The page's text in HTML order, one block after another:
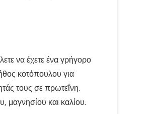
να έχετε ένα γρήγορο
κοτόπουλου για
τους σε πρωτεΐνη.
μαγνησίου και καλίου.